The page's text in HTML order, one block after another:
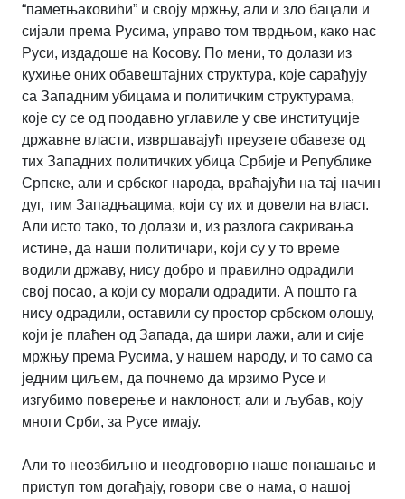
“паметњаковићи” и своју мржњу, али и зло бацали и
сијали према Русима, управо том тврдњом, како нас
Руси, издадоше на Косову. По мени, то долази из
кухиње оних обавештајних структура, које сарађују
са Западним убицама и политичким структурама,
које су се од поодавно углавиле у све институције
државне власти, извршавајућ преузете обавезе од
тих Западних политичких убица Србије и Републике
Српске, али и србског народа, враћајући на тај начин
дуг, тим Западњацима, који су их и довели на власт.
Али исто тако, то долази и, из разлога сакривања
истине, да наши политичари, који су у то време
водили државу, нису добро и правилно одрадили
свој посао, а који су морали одрадити. А пошто га
нису одрадили, оставили су простор србском олошу,
који је плаћен од Запада, да шири лажи, али и сије
мржњу према Русима, у нашем народу, и то само са
једним циљем, да почнемо да мрзимо Русе и
изгубимо поверење и наклоност, али и љубав, коју
многи Срби, за Русе имају.
Али то неозбиљно и неодговорно наше понашање и
приступ том догађају, говори све о нама, о нашој